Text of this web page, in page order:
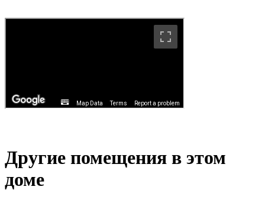
Другие помещения в этом
доме